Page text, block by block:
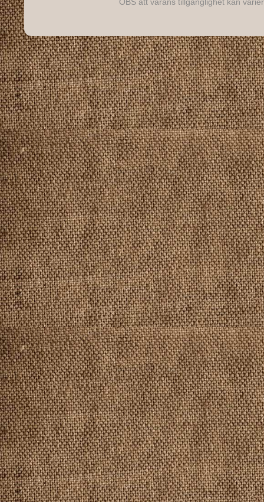
OBS att varans tillgänglighet kan